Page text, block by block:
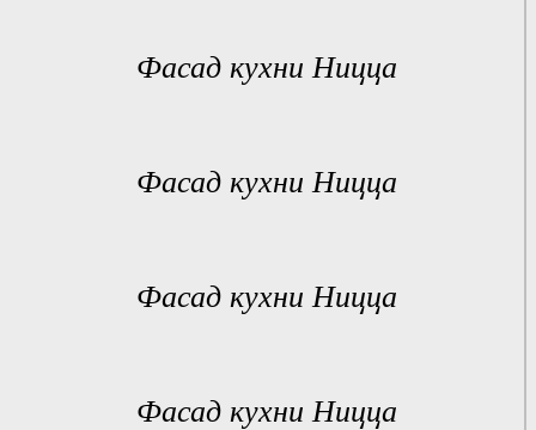
Фасад кухни Ницца
Фасад кухни Ницца
Фасад кухни Ницца
Фасад кухни Ницца